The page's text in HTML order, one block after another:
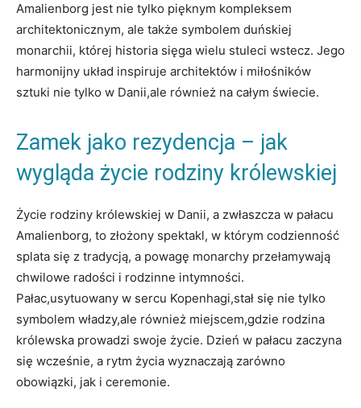
Amalienborg jest nie‌ tylko⁣ pięknym​ kompleksem
architektonicznym, ale także symbolem duńskiej
monarchii, której historia sięga wielu stuleci wstecz. Jego
harmonijny układ inspiruje​ architektów i miłośników
sztuki nie tylko​ w‌ Danii,ale ⁣również na całym świecie.
Zamek⁣ jako rezydencja – jak
⁣wygląda życie ‍rodziny królewskiej
Życie rodziny królewskiej w ⁤Danii,‍ a zwłaszcza w pałacu​
Amalienborg,⁣ to ⁢złożony‌ spektakl, w którym codzienność
splata się z‍ tradycją, a⁣ powagę⁤ monarchy przełamywają
chwilowe radości ⁣i rodzinne intymności.
Pałac,usytuowany w sercu Kopenhagi,stał się nie tylko
symbolem‌ władzy,ale również miejscem,gdzie rodzina
królewska prowadzi swoje życie. ⁢Dzień w pałacu zaczyna
się ‌wcześnie, a rytm⁢ życia wyznaczają⁣ zarówno
obowiązki, jak i ceremonie.